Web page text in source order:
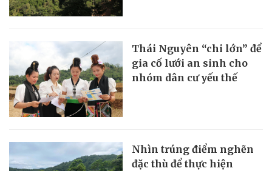
Thái Nguyên “chi lớn” để
gia cố lưới an sinh cho
nhóm dân cư yếu thế
Nhìn trúng điểm nghẽn
đặc thù để thực hiện